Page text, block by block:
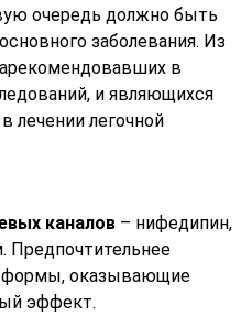
очередь должно быть
заболевания. Из
в
и являющихся
лечении легочной
каналов – нифедипин,
Предпочтительнее
формы, оказывающие
эффект.